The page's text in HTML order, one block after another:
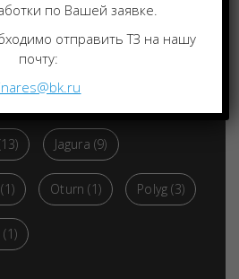
Jagura (9)
(1) Oturn (1) Polyg (3)
(1)
по Вашей заявке.
отправить ТЗ на нашу
почту: